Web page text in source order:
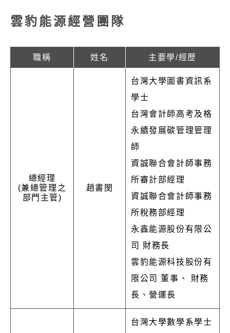
雲豹能源經營團隊
職稱 姓名 主要學/經歷
總經理
(兼總管理之
部門主管)
趙書閔
台灣大學圖書資訊系
學士
台灣會計師高考及格
永續發展碳管理管理
師
資誠聯合會計師事務
所審計部經理
資誠聯合會計師事務
所稅務部經理
永鑫能源股份有限公
司 財務長
雲豹能源科技股份有
限公司 董事、 財務
長、營運長
台灣大學數學系學士